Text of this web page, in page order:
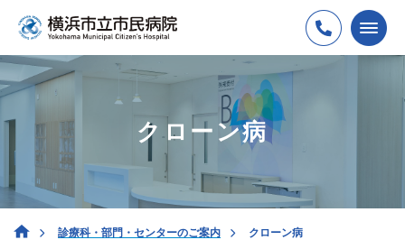
クローン病
診療科・部門・センターのご案内 クローン病